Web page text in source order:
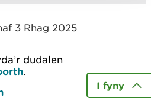
3 Rhag 2025
dudalen
.
I fyny